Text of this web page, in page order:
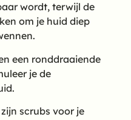
wordt, terwijl de
om je huid diep
een ronddraaiende
je de
scrubs voor je